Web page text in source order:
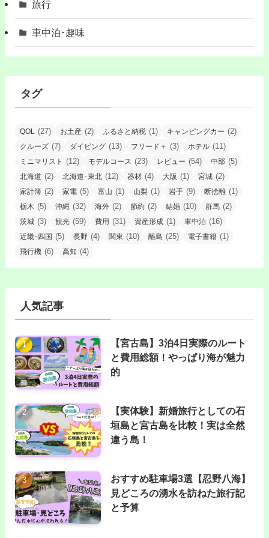
旅行
車中泊･趣味
タグ
QOL (27) お土産 (2) ふるさと納税 (1) キャンピングカー (2)
クルーズ (7) ダイビング (13) フリード＋ (3) ホテル (11)
ミニマリスト (12) モデルコース (23) レビュー (54) 中部 (5)
北海道 (2) 北海道･東北 (12) 器材 (4) 大阪 (1) 宮城 (2)
家計簿 (2) 家電 (5) 富山 (1) 山梨 (1) 岩手 (9) 断捨離 (1)
栃木 (5) 沖縄 (32) 海外 (2) 節約 (2) 結婚 (10) 群馬 (2)
茨城 (3) 観光 (59) 費用 (31) 資産形成 (1) 車中泊 (16)
近畿･四国 (5) 長野 (4) 関東 (10) 離島 (25) 電子書籍 (1)
飛行機 (6) 高知 (4)
人気記事
【宮古島】3泊4日実際のルート
と費用総額！やっぱり海が魅力
的
【実体験】新婚旅行としての石
垣島と宮古島を比較！実は全然
違う島！
おすすめ駐車場3選【忍野八海】
見どころの湧水を訪ねた旅行記
と予算